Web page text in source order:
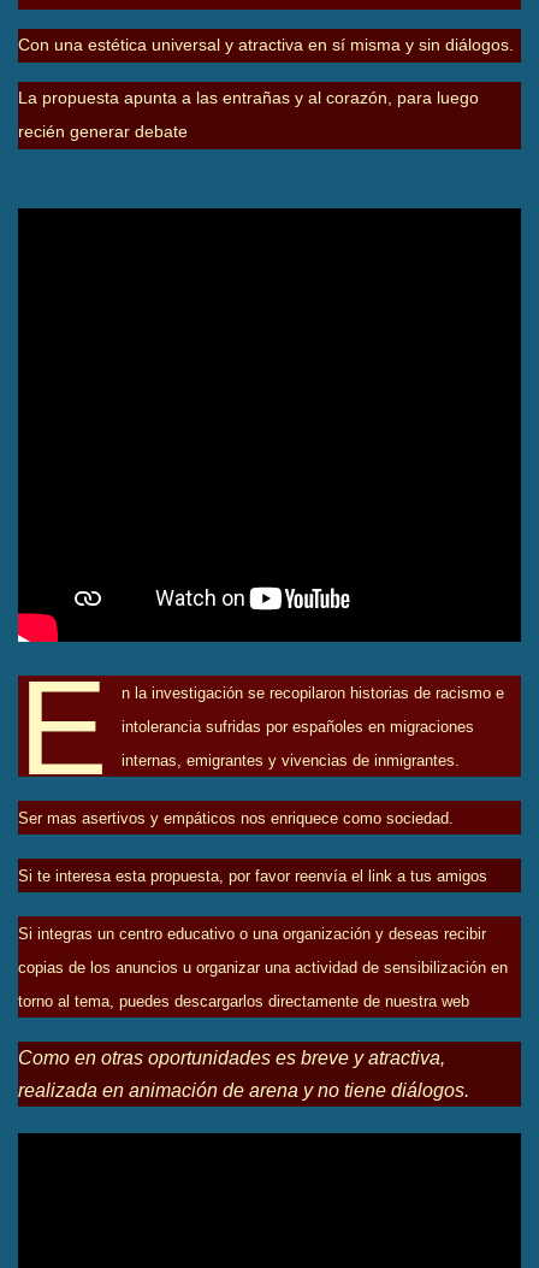
Con una estética universal y atractiva en sí misma y sin diálogos.
La propuesta apunta a las entrañas y al corazón, para luego
recién generar debate
E
n la investigación se recopilaron historias de racismo e
intolerancia sufridas por españoles en migraciones
internas, emigrantes y vivencias de inmigrantes.
Ser mas asertivos y empáticos nos enriquece como sociedad.
Si te interesa esta propuesta, por favor reenvía el link a tus amigos
Si integras un centro educativo o una organización y deseas recibir
copias de los anuncios u organizar una actividad de sensibilización en
torno al tema, puedes descargarlos directamente de nuestra web
Como en otras oportunidades es breve y atractiva,
realizada en animación de arena y no tiene diálogos.